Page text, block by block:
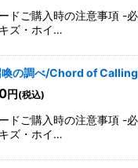
ードご購入時の注意事項 -
ズ・ホイ…
喚の調べ/Chord of Calling
円 (税込)
ードご購入時の注意事項 -
ズ・ホイ…